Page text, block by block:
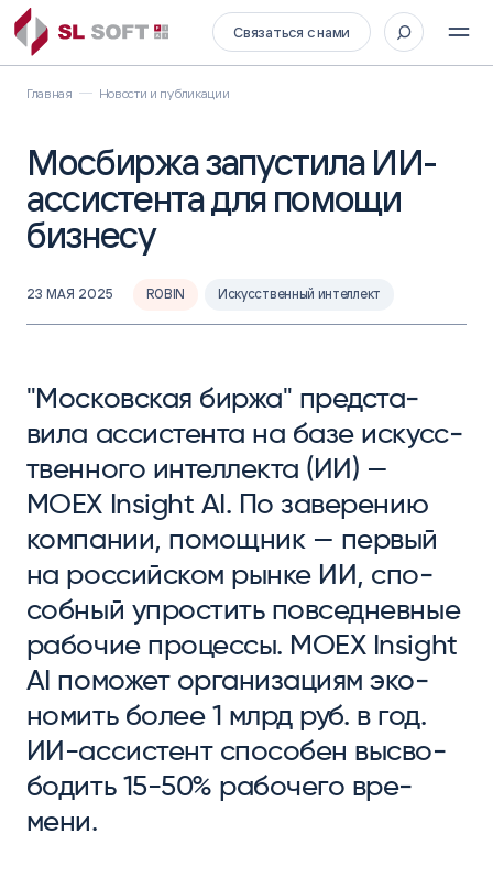
Связаться с нами
Главная Новости и публикации
Мосбиржа запустила ИИ-
ассистента для помощи
бизнесу
23 МАЯ 2025 ROBIN Искусственный интеллект
"Мос­ков­ская бир­жа" пред­ста­
вила ас­сис­тен­та на ба­зе ис­кусс­
твен­но­го ин­тел­лек­та (ИИ) —
MOEX Insight AI. По за­вере­нию
ком­па­нии, по­мощ­ник — пер­вый
на рос­сий­ском рын­ке ИИ, спо­
соб­ный уп­рос­тить пов­сед­нев­ные
ра­бочие про­цес­сы. MOEX Insight
AI по­может ор­га­низа­циям эко­
номить бо­лее 1 млрд руб. в год.
ИИ-ас­сис­тент спо­собен выс­во­
бодить 15-50% ра­боче­го вре­
мени.